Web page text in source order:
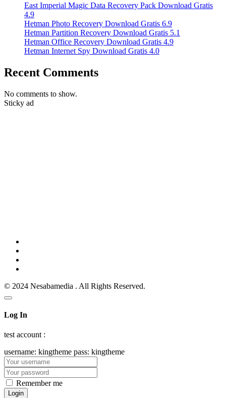
East Imperial Magic Data Recovery Pack Download Gratis
4.9
Hetman Photo Recovery Download Gratis 6.9
Hetman Partition Recovery Download Gratis 5.1
Hetman Office Recovery Download Gratis 4.9
Hetman Internet Spy Download Gratis 4.0
Recent Comments
No comments to show.
Sticky ad
© 2024 Nesabamedia . All Rights Reserved.
Log In
test account :
username: kingtheme pass: kingtheme
Remember me